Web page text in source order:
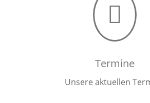

Termine
Unsere aktuellen